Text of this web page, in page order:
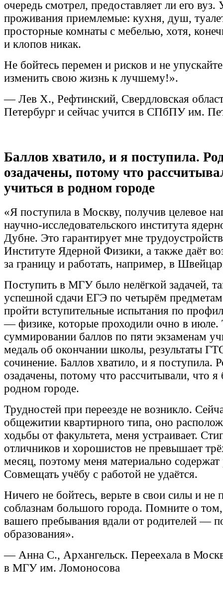
очередь смотрел, предоставляет ли его вуз.
проживания приемлемые: кухня, душ,
просторные комнаты с мебелью, хотя,
и клопов никак.
Не бойтесь перемен и рисков и не
изменить свою жизнь к лучшему!».
— Лев Х., Рефтинский, Свердловская
Петербург и сейчас учится в СПбПУ им.
Баллов хватило, и я поступила.
озадачены, потому что
учиться в родном городе
«Я поступила в Москву, получив целевое
научно-исследовательского института
Дубне. Это гарантирует мне
Институте Ядерной Физики, а также даёт
за границу и работать, например, в
Поступить в МГУ было нелёгкой задачей,
успешной сдачи ЕГЭ по четырём
пройти вступительные испытания по
— физике, которые проходили очно в июле.
суммировании баллов по пяти экзаменам
медаль об окончании школы, результаты
сочинение. Баллов хватило, и я поступила.
озадачены, потому что рассчитывали, что я
родном городе.
Трудностей при переезде не возникло.
общежитии квартирного типа, оно
ходьбы от факультета, меня устраивает.
отличников и хорошистов не превышает
месяц, поэтому меня материально содержат
Совмещать учёбу с работой не удаётся.
Ничего не бойтесь, верьте в свои силы и не
соблазнам большого города. Помните о
вашего пребывания вдали от родителей —
образования».
— Анна С., Архангельск. Переехала в
в МГУ им. Ломоносова